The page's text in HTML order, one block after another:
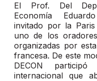
El Prof. Del
Economía
invitado por la
uno de los
organizadas por
francesa. De este
DECON
internacional que